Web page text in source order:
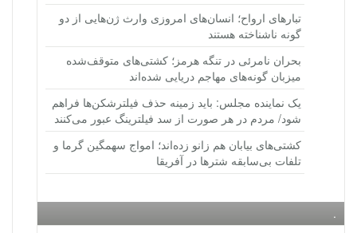
تبارهای ارواح؛ انسان‌های امروزی وارث ژن‌هایی از دو
گونه ناشناخته هستند
بحران نامرئی در تنگه هرمز؛ کشتی‌های متوقف‌شده
میزبان گونه‌های مهاجم دریایی شده‌اند
یک نماینده مجلس: باید زمینه حذف فیلترشکن‌ها فراهم
شود/ مردم در هر صورت از سد فیلترینگ عبور می‌کنند
کشتی‌های بیابان هم زانو زده‌اند؛ امواج سهمگین گرما و
تلفات بی‌سابقه شترها در آفریقا
.